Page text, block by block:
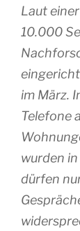
Laut
10.000
im März.
Telefone
wurden
dürfen